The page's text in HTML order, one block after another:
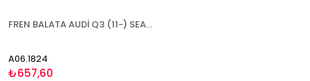
FREN BALATA AUDİ Q3 (11-) SEAT ALHAMBRA (10-) SKODA SUPERB (09-15) VW PASSAT CC (11-16) GOLF V-VI (03-08)(08-13) PASSAT (05-10)(10-14)(14-) SHARAN (10-) TİGUAN (07-18) SCİROCCO (08-) PHAETON (10-) TOURAN (10-) - ARKA
A06.1824
₺657,60